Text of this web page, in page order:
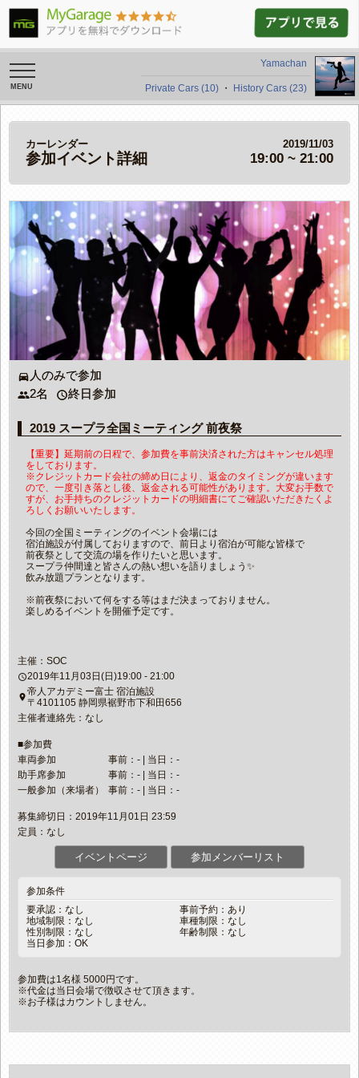
toggle
navigation
Yamachan
Private Cars (10) ・ History Cars (23)
カーレンダー 2019/11/03
参加イベント詳細 19:00 ~ 21:00
directions_car 人のみで参加
people2名 access_time終日参加
2019 スープラ全国ミーティング 前夜祭
【重要】延期前の日程で、参加費を事前決済された方はキャンセル処理
をしております。
※クレジットカード会社の締め日により、返金のタイミングが違います
ので、一度引き落とし後、返金される可能性があります。大変お手数で
すが、お手持ちのクレジットカードの明細書にてご確認いただきたくよ
ろしくお願いいたします。
今回の全国ミーティングのイベント会場には
宿泊施設が付属しておりますので、前日より宿泊が可能な皆様で
前夜祭として交流の場を作りたいと思います。
スープラ仲間達と皆さんの熱い想いを語りましょう✨
飲み放題プランとなります。
※前夜祭において何をする等はまだ決まっておりません。
楽しめるイベントを開催予定です。
主催：SOC
access_time2019年11月03日(日)19:00 - 21:00
place帝人アカデミー富士 宿泊施設
〒4101105 静岡県裾野市下和田656
主催者連絡先：なし
■参加費
車両参加
事前：- | 当日：-
助手席参加
事前：- | 当日：-
一般参加（来場者）
事前：- | 当日：-
募集締切日：2019年11月01日 23:59
定員：なし
イベントページ 参加メンバーリスト
参加条件
要承認：なし
事前予約：あり
地域制限：なし
車種制限：なし
性別制限：なし
年齢制限：なし
当日参加：OK
参加費は1名様 5000円です。
※代金は当日会場で徴収させて頂きます。
※お子様はカウントしません。